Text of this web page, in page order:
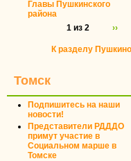
Главы Пушкинского
района
1 из 2
››
К разделу Пушкино
Томск
Подпишитесь на наши
новости!
Представители РДДДО
примут участие в
Социальном марше в
Томске